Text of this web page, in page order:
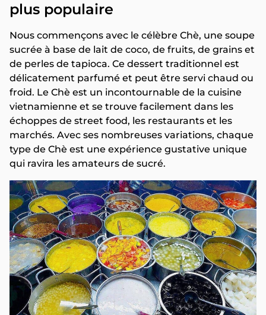
plus populaire
Nous commençons avec le célèbre Chè, une soupe
sucrée à base de lait de coco, de fruits, de grains et
de perles de tapioca. Ce dessert traditionnel est
délicatement parfumé et peut être servi chaud ou
froid. Le Chè est un incontournable de la cuisine
vietnamienne et se trouve facilement dans les
échoppes de street food, les restaurants et les
marchés. Avec ses nombreuses variations, chaque
type de Chè est une expérience gustative unique
qui ravira les amateurs de sucré.